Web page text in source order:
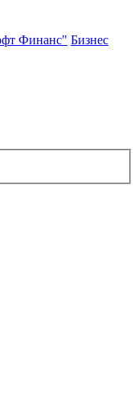
Финанс" Бизнес